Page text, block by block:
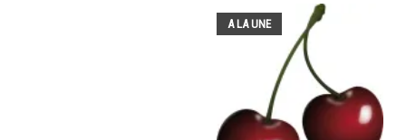
A LA UNE